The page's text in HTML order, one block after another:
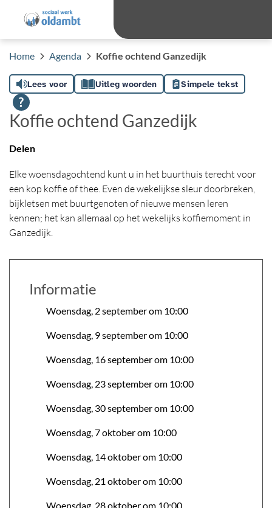
Home Agenda Koffie ochtend Ganzedijk
Lees voor Uitleg woorden Simpele tekst
Koffie ochtend Ganzedijk
Delen
Elke woensdagochtend kunt u in het buurthuis terecht voor
een kop koffie of thee. Even de wekelijkse sleur doorbreken,
bijkletsen met buurtgenoten of nieuwe mensen leren
kennen; het kan allemaal op het wekelijks koffiemoment in
Ganzedijk.
Informatie
Woensdag, 2 september om 10:00
Woensdag, 9 september om 10:00
Woensdag, 16 september om 10:00
Woensdag, 23 september om 10:00
Woensdag, 30 september om 10:00
Woensdag, 7 oktober om 10:00
Woensdag, 14 oktober om 10:00
Woensdag, 21 oktober om 10:00
Woensdag, 28 oktober om 10:00